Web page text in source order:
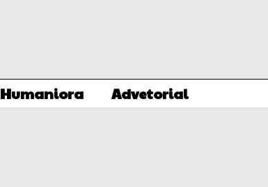
Humaniora Advetorial